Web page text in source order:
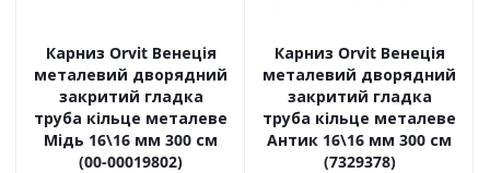
Карниз Orvit Венеція
металевий дворядний
закритий гладка
труба кільце металеве
Мідь 16\16 мм 300 см
(00-00019802)
Карниз Orvit Венеція
металевий дворядний
закритий гладка
труба кільце металеве
Антик 16\16 мм 300 см
(7329378)